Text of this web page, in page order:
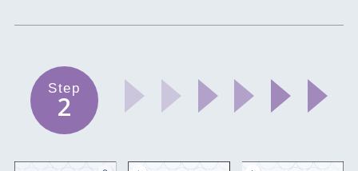
Step
2